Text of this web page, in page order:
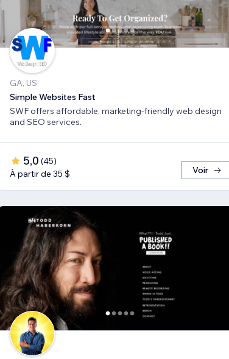
GA, US
Simple Websites Fast
SWF offers affordable, marketing-friendly web design
and SEO services.
5,0 (45)
À partir de 35 $
Voir